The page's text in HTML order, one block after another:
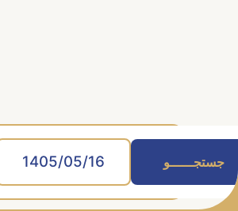
جستجــــــو